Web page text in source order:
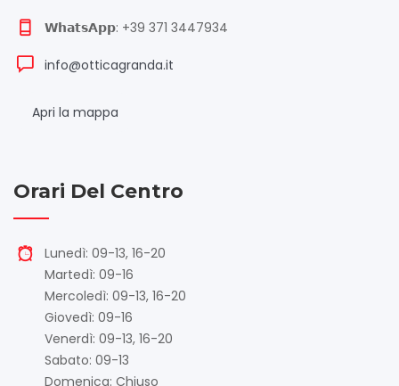
𝗪𝗵𝗮𝘁𝘀𝗔𝗽𝗽: +39 371 3447934
info@otticagranda.it
Apri la mappa
Orari Del Centro
Lunedì: 09-13, 16-20
Martedì: 09-16
Mercoledì: 09-13, 16-20
Giovedì: 09-16
Venerdì: 09-13, 16-20
Sabato: 09-13
Domenica: Chiuso